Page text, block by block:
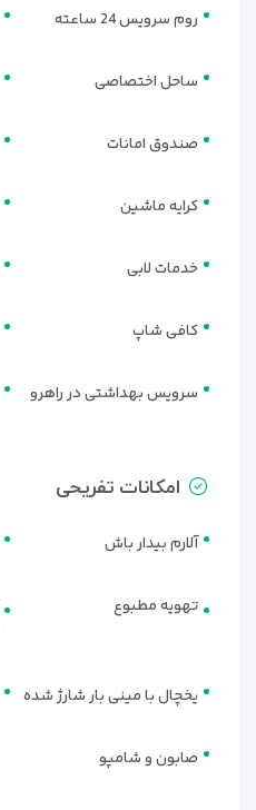
روم سرویس 24 ساعته
ساحل اختصاصی
صندوق امانات
کرایه ماشین
خدمات لابی
کافی شاپ
سرویس بهداشتی در راهرو
امکانات تفریحی
آلارم بیدار باش
تهویه مطبوع
یخچال با مینی بار شارژ شده
صابون و شامپو